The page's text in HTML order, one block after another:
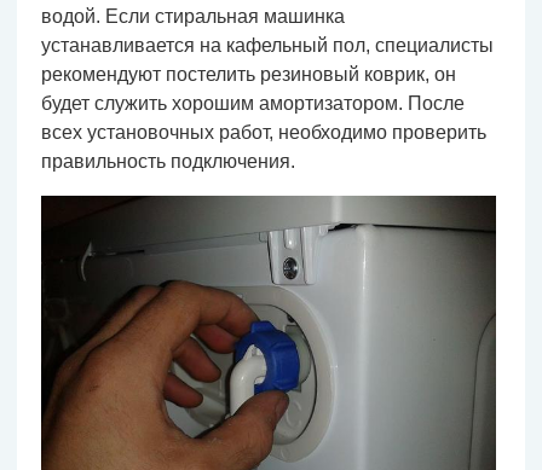
водой. Если стиральная машинка
устанавливается на кафельный пол, специалисты
рекомендуют постелить резиновый коврик, он
будет служить хорошим амортизатором. После
всех установочных работ, необходимо проверить
правильность подключения.